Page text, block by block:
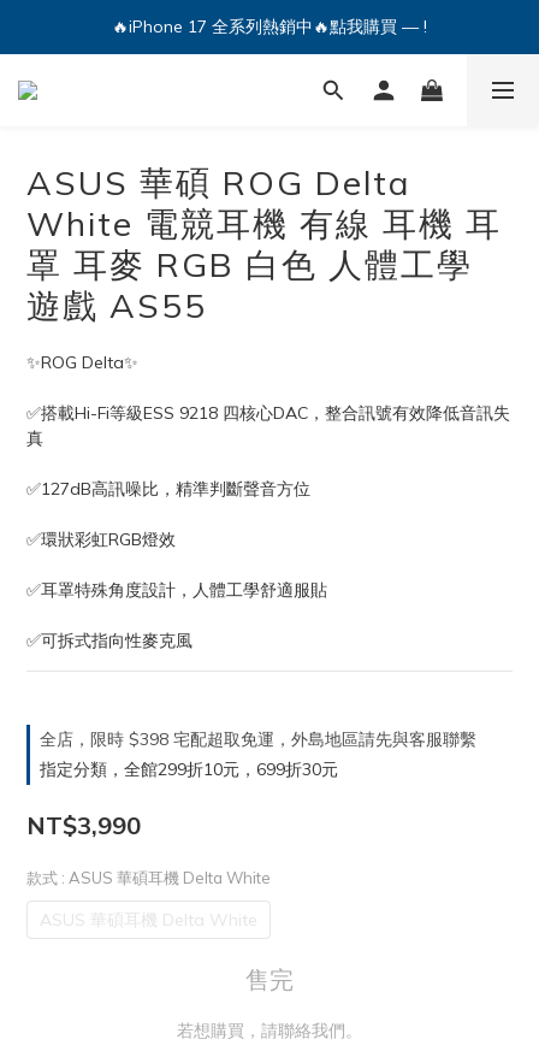
🔥iPhone 17 全系列熱銷中🔥點我購買 — !
💕加入Q哥 Line 新好友領優惠券！🎫
ASUS 華碩 ROG Delta
White 電競耳機 有線 耳機 耳
罩 耳麥 RGB 白色 人體工學
遊戲 AS55
✨ROG Delta✨
✅搭載Hi-Fi等級ESS 9218 四核心DAC，整合訊號有效降低音訊失
真
✅127dB高訊噪比，精準判斷聲音方位
✅環狀彩虹RGB燈效
✅耳罩特殊角度設計，人體工學舒適服貼
✅可拆式指向性麥克風
全店，限時 $398 宅配超取免運，外島地區請先與客服聯繫
指定分類，全館299折10元，699折30元
NT$3,990
款式 : ASUS 華碩耳機 Delta White
ASUS 華碩耳機 Delta White
售完
若想購買，請聯絡我們。